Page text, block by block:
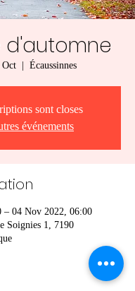
d'automne
Oct Écaussinnes
sont closes
événements
– 04 Nov 2022, 06:00
Soignies 1, 7190